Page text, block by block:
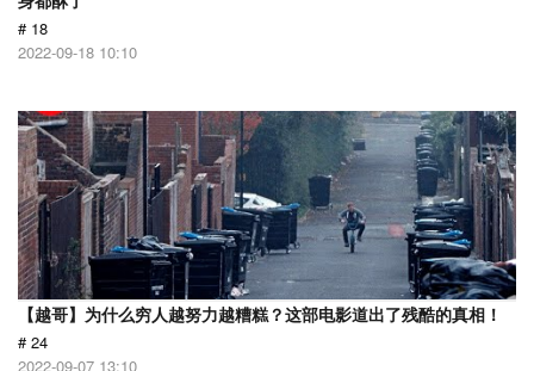
# 18
2022-09-18 10:10
【越哥】为什么穷人越努力越糟糕？这部电影道出了残酷的真相！
# 24
2022-09-07 13:10